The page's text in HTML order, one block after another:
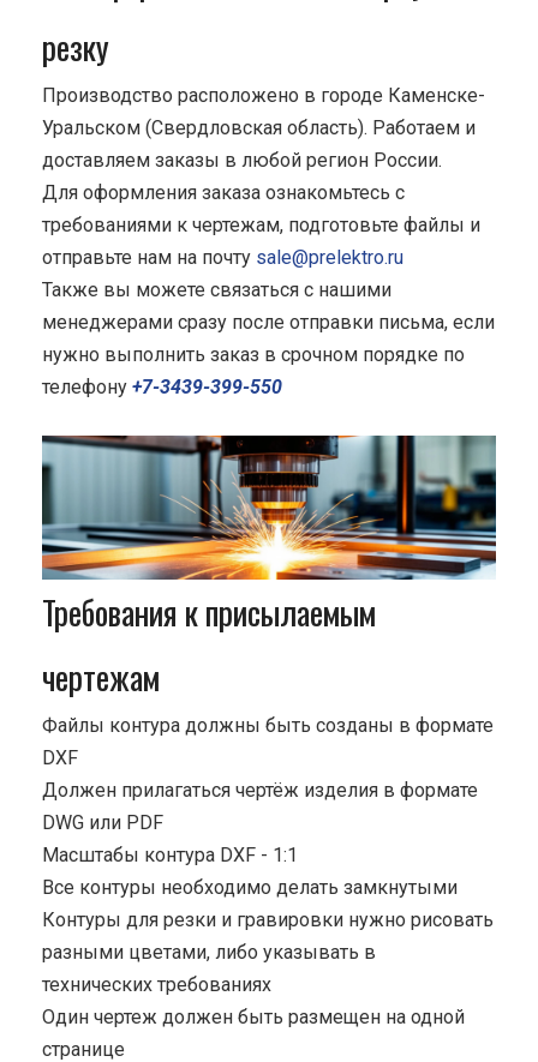
резку
Производство расположено в городе Каменске-
Уральском (Свердловская область). Работаем и
доставляем заказы в любой регион России.
Для оформления заказа ознакомьтесь с
требованиями к чертежам, подготовьте файлы и
отправьте нам на почту sale@prelektro.ru
Также вы можете связаться с нашими
менеджерами сразу после отправки письма, если
нужно выполнить заказ в срочном порядке по
телефону +7-3439-399-550
Требования к присылаемым
чертежам
Файлы контура должны быть созданы в формате
DXF
Должен прилагаться чертёж изделия в формате
DWG или PDF
Масштабы контура DXF - 1:1
Все контуры необходимо делать замкнутыми
Контуры для резки и гравировки нужно рисовать
разными цветами, либо указывать в
технических требованиях
Один чертеж должен быть размещен на одной
странице